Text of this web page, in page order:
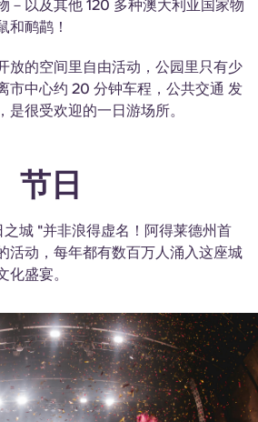
－以及其他 120 多种澳大利亚国家物
和鸸鹋！
放的空间里自由活动，公园里只有少
市中心约 20 分钟车程，公共交通 发
很受欢迎的一日游场所。
节日
城 "并非浪得虚名！阿得莱德州首
活动，每年都有数百万人涌入这座城
盛宴。